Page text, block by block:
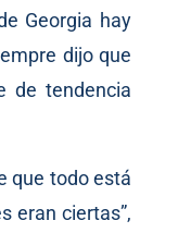
Georgia hay
dijo que
de tendencia
que todo está
eran ciertas”,